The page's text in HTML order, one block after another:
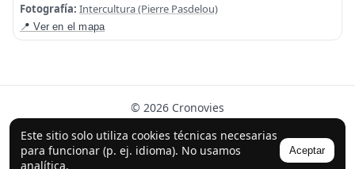
Este sitio solo utiliza cookies técnicas necesarias
para funcionar (p. ej. idioma). No usamos
analítica.
Aceptar
Fotografía: Intercultura (Pierre Pasdelou)
📍 Ver en el mapa
© 2026 Cronovies
Historia en las calles · Desarrollado con la ayuda de IA
(ChatGPT).